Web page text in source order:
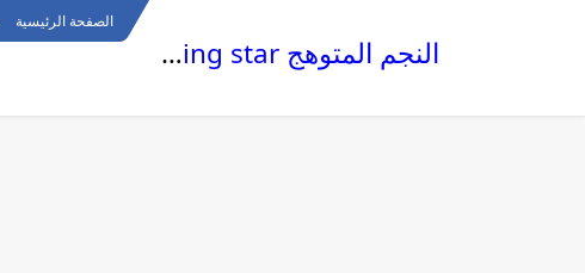
الصفحة الرئيسية
النجم المتوهج The glowing star